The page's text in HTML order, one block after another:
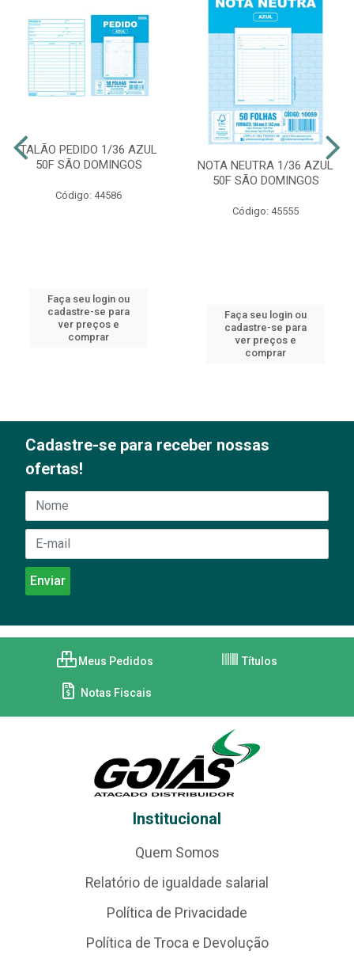
TALÃO PEDIDO 1/36 AZUL
50F SÃO DOMINGOS
Código: 44586
Faça seu login ou
cadastre-se para
ver preços e
comprar
NOTA NEUTRA 1/36 AZUL
50F SÃO DOMINGOS
Código: 45555
Faça seu login ou
cadastre-se para
ver preços e
comprar
Cadastre-se para receber nossas
ofertas!
Meus Pedidos Títulos
Notas Fiscais
Institucional
Quem Somos
Relatório de igualdade salarial
Política de Privacidade
Política de Troca e Devolução